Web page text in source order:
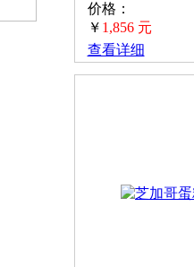
价格：
￥ 1,856 元
查看详细